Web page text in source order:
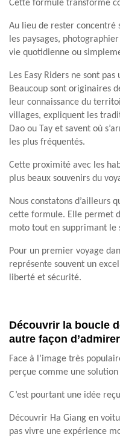
Cette formule transforme
Au lieu de rester concentré
les paysages,
vie quotidienne ou
Les Easy Riders ne sont
Beaucoup sont originaires
leur connaissance du
villages, expliquent les
Dao ou Tay et savent où
les plus fréquentés.
Cette proximité avec les
plus beaux souvenirs du
Nous constatons d’ailleurs
cette formule. Elle permet
moto tout en supprimant le
Pour un premier voyage
représente souvent un
liberté et sécurité.
Découvrir la boucle
autre façon
Face à l’image très
perçue comme une
C’est pourtant une idée
Découvrir Ha Giang en
pas vivre une expérience